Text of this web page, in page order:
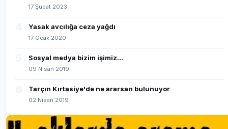
17 Şubat 2023
Yasak avcılığa ceza yağdı
17 Ocak 2020
Sosyal medya bizim işimiz...
09 Nisan 2019
Tarçın Kırtasiye'de ne ararsan bulunuyor
02 Nisan 2019